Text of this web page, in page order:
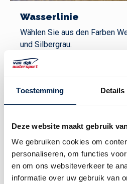
Toestemming Details
Deze website maakt gebruik
We gebruiken cookies om
personaliseren, om functies
en om ons websiteverkeer te
informatie over uw gebruik van
Wasserlinie
Wählen Sie aus den Farben
und Silbergrau.